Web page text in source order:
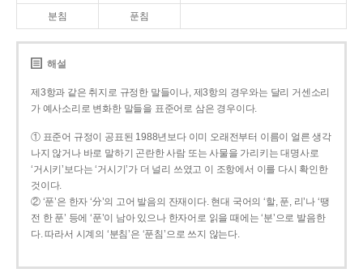
분침 푼침
해설
제3항과 같은 취지로 규정한 말들이나, 제3항의 경우와는 달리 거센소리
가 예사소리로 변화한 말들을 표준어로 삼은 경우이다.
① 표준어 규정이 공표된 1988년보다 이미 오래전부터 이름이 얼른 생각
나지 않거나 바로 말하기 곤란한 사람 또는 사물을 가리키는 대명사로
‘거시키’보다는 ‘거시기’가 더 널리 쓰였고 이 조항에서 이를 다시 확인한
것이다.
② ‘푼’은 한자 ‘分’의 고어 발음의 잔재이다. 현대 국어의 ‘할, 푼, 리’나 ‘땡
전 한 푼’ 등에 ‘푼’이 남아 있으나 한자어로 읽을 때에는 ‘분’으로 발음한
다. 따라서 시계의 ‘분침’은 ‘푼침’으로 쓰지 않는다.